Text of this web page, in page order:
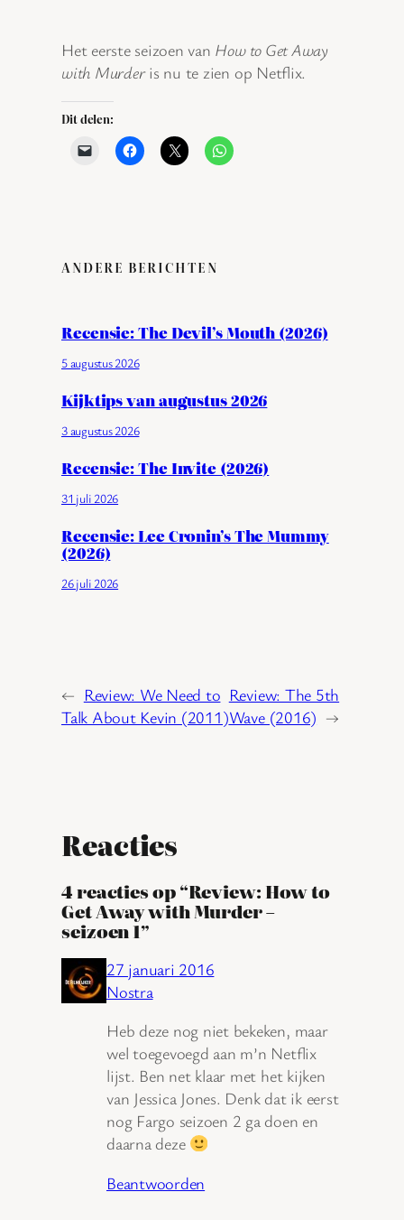
Het eerste seizoen van How to Get Away
with Murderis nu te zien op Netflix.
Dit delen:
ANDERE BERICHTEN
Recensie: The Devil’s Mouth (2026)
5 augustus 2026
Kijktips van augustus 2026
3 augustus 2026
Recensie: The Invite (2026)
31 juli 2026
Recensie: Lee Cronin’s The Mummy
(2026)
26 juli 2026
← Review: We Need to
Talk About Kevin (2011)
Review: The 5th
Wave (2016) →
Reacties
4 reacties op “Review: How to
Get Away with Murder –
seizoen 1”
27 januari 2016
Nostra
Heb deze nog niet bekeken, maar
wel toegevoegd aan m’n Netflix
lijst. Ben net klaar met het kijken
van Jessica Jones. Denk dat ik eerst
nog Fargo seizoen 2 ga doen en
daarna deze
Beantwoorden